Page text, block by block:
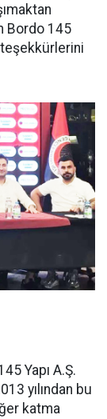
Bordo 145
teşekkürlerini
Yapı A.Ş.
yılından bu
katma